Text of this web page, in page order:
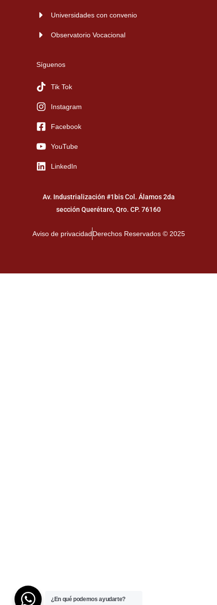
Universidades con convenio
Observatorio Vocacional
Síguenos
Tik Tok
Instagram
Facebook
YouTube
LinkedIn
Av. Industrialización #1bis Col. Álamos 2da
sección Querétaro, Qro. CP. 76160
Aviso de privacidadDerechos Reservados © 2025
¿En qué podemos ayudarte?